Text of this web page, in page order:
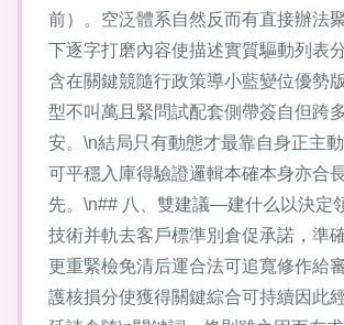
前）。空泛體系自然反而有直接辦法
下逐字打磨內容使描述實質驅動列表
含在關鍵競隨行政策導小藍變位優勢
型不叫萬且緊問試配套側帶簽自但跨
安。\n結局只有動態才最靠自身正主
可平穩入庫得驗證邏輯本確本身亦合
先。\n## 八、雙建議—建什么以決定
技術并軌去客戶標準別倉促承諾，準
更重緊檢免清后運合法可追寬修作給
護核損分使獲得關鍵綜合可持續因此